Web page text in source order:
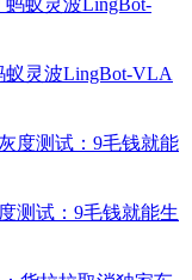
蚁灵波LingBot-VLA
测试：9毛钱就能生